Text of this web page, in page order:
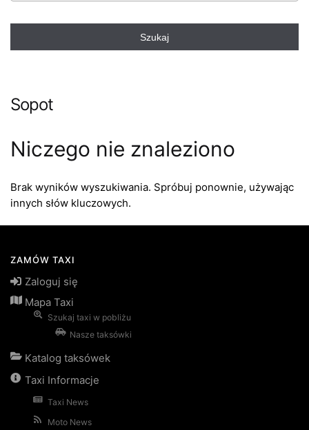
Szukaj
Sopot
Niczego nie znaleziono
Brak wyników wyszukiwania. Spróbuj ponownie, używając
innych słów kluczowych.
ZAMÓW TAXI
Zaloguj się
Mapa Taxi
Szukaj taxi w pobliżu
Nasze taksówki
Katalog taksówek
Taxi Informacje
Taxi News
Moto News